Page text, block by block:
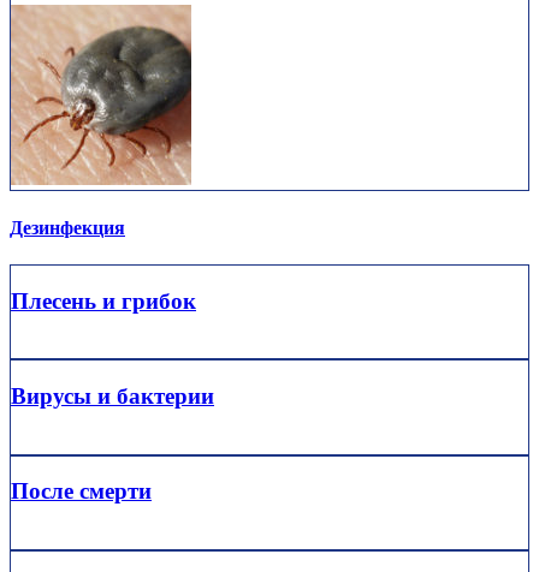
Дезинфекция
Плесень и грибок
Вирусы и бактерии
После смерти